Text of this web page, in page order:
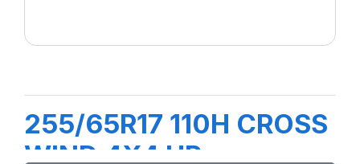
255/65R17 110H CROSS
WIND 4X4 HP